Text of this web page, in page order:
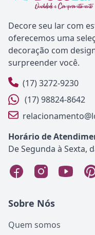
Decore seu lar com
oferecemos uma
decoração com
surpreender você.
(17) 3272-9230
(17) 98824-8642
Horário de
De Segunda à Sexta,
Sobre Nós
Quem somos